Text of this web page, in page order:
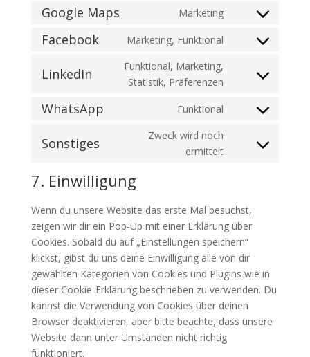
google-
google-
Google Maps Marketing
Consent
Facebook Marketing, Funktional
Consent
service
LinkedIn
Funktional, Marketing,
Statistik, Präferenzen
Consent
service
WhatsApp Funktional
Consent
service
Sonstiges
Zweck wird noch
ermittelt
Consent
7. Einwilligung
Wenn du unsere Website das erste Mal besuchst,
zeigen wir dir ein Pop-Up mit einer Erklärung über
Cookies. Sobald du auf „Einstellungen speichern“
klickst, gibst du uns deine Einwilligung alle von dir
gewählten Kategorien von Cookies und Plugins wie in
dieser Cookie-Erklärung beschrieben zu verwenden. Du
kannst die Verwendung von Cookies über deinen
Browser deaktivieren, aber bitte beachte, dass unsere
Website dann unter Umständen nicht richtig
funktioniert.